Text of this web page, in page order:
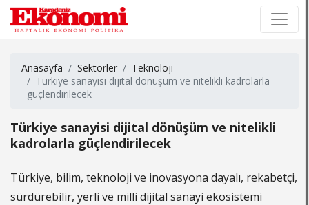
Anasayfa Sektörler
Teknoloji
Türkiye sanayisi dijital dönüşüm ve nitelikli kadrolarla
güçlendirilecek
Türkiye sanayisi dijital dönüşüm ve nitelikli
kadrolarla güçlendirilecek
Türkiye, bilim, teknoloji ve inovasyona dayalı, rekabetçi,
sürdürebilir, yerli ve milli dijital sanayi ekosistemi
×
×